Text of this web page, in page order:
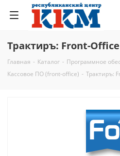
Трактиръ: Front-
Главная - Каталог - Программное
Кассовое ПО (front-office) - Трактиръ: